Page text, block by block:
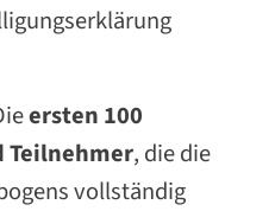
ersten 100
Teilnehmer, die die
vollständig